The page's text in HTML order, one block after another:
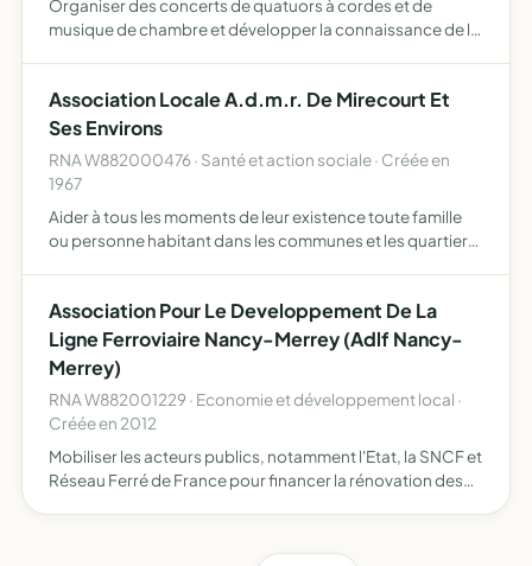
Organiser des concerts de quatuors à cordes et de
musique de chambre et développer la connaissance de la
Association Locale A.d.m.r. De Mirecourt Et
Ses Environs
RNA W882000476 · Santé et action sociale · Créée en
1967
Aider à tous les moments de leur existence toute famille
ou personne habitant dans les communes et les quartiers
Association Pour Le Developpement De La
Ligne Ferroviaire Nancy-Merrey (Adlf Nancy-
Merrey)
RNA W882001229 · Economie et développement local ·
Créée en 2012
Mobiliser les acteurs publics, notamment l'Etat, la SNCF et
Réseau Ferré de France pour financer la rénovation des